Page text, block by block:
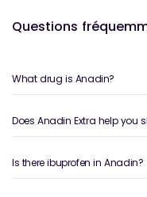
Questions
What drug is Anadin?
Does Anadin Extra help you
Is there ibuprofen in Anadin?